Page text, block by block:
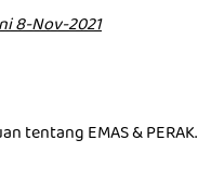
8-Nov-2021
tentang EMAS & PERAK.